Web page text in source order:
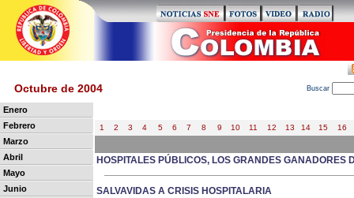
Octubre de 2004 Buscar
Enero
Febrero
Marzo
Abril
Mayo
Junio
1 2 3 4 5 6 7 8 9 10 11 12 13 14 15 16
HOSPITALES PÚBLICOS, LOS GRANDES GANADORES
SALVAVIDAS A CRISIS HOSPITALARIA